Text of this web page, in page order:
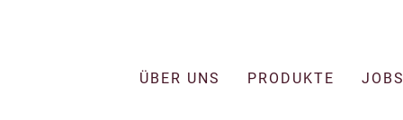
ÜBER UNS PRODUKTE